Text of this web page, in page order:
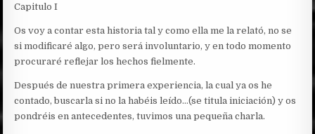
DÍ­
A
Capitulo I
Os voy a contar esta historia tal y como ella me la relató, no se
si modificaré algo, pero será involuntario, y en todo momento
procuraré reflejar los hechos fielmente.
Después de nuestra primera experiencia, la cual ya os he
contado, buscarla si no la habéis leído…(se titula iniciación) y os
pondréis en antecedentes, tuvimos una pequeña charla.